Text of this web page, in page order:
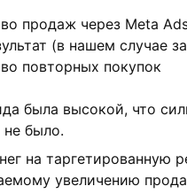
продаж через Meta
(в нашем случае
повторных покупок
была высокой, что
не было.
на таргетированную
увеличению